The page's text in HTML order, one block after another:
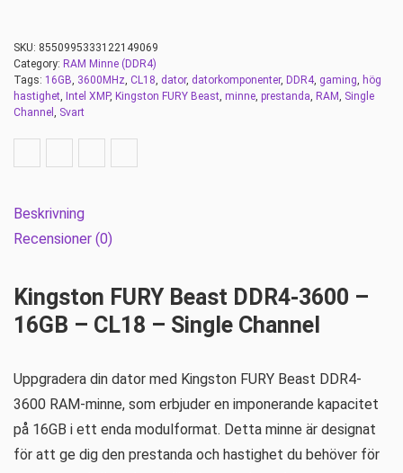
SKU: 8550995333122149069
Category: RAM Minne (DDR4)
Tags: 16GB, 3600MHz, CL18, dator, datorkomponenter, DDR4, gaming, hög
hastighet, Intel XMP, Kingston FURY Beast, minne, prestanda, RAM, Single
Channel , Svart
Beskrivning
Recensioner (0)
Kingston FURY Beast DDR4-3600 –
16GB – CL18 – Single Channel
Uppgradera din dator med Kingston FURY Beast DDR4-
3600 RAM-minne, som erbjuder en imponerande kapacitet
på 16GB i ett enda modulformat. Detta minne är designat
för att ge dig den prestanda och hastighet du behöver för